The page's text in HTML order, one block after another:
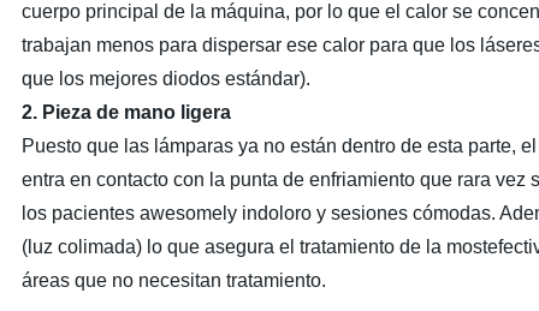
cuerpo principal de la máquina, por lo que el calor se
trabajan menos para dispersar ese calor para que los
que los mejores diodos estándar).
2. Pieza de mano ligera
Puesto que las lámparas ya no están dentro de esta parte,
entra en contacto con la punta de enfriamiento que rara
los pacientes awesomely indoloro y sesiones cómodas.
(luz colimada) lo que asegura el tratamiento de la
áreas que no necesitan tratamiento.